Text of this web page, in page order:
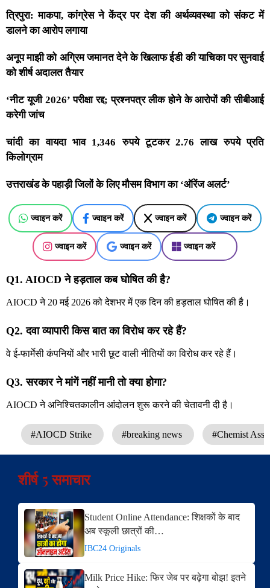
त्रिपुरा: माकपा, कांग्रेस ने केंद्र पर देश की अर्थव्यवस्था को संकट में
डालने का आरोप लगाया
अनूप माझी को अग्रिम जमानत देने के खिलाफ ईडी की याचिका पर सुनवाई
को शीर्ष अदालत तैयार
‘नीट यूजी 2026’ परीक्षा रद्द; प्रश्नपत्र लीक होने के आरोपों की सीबीआई
करेगी जांच
चांदी का वायदा भाव 1,346 रुपये टूटकर 2.76 लाख रुपये प्रति
किलोग्राम
उत्तराखंड के पहाड़ी जिलों के लिए मौसम विभाग का ‘ऑरेंज अलर्ट’
ज्वाइन करें ज्वाइन करें ज्वाइन करें ज्वाइन करें
ज्वाइन करें ज्वाइन करें ज्वाइन करें
Q1. AIOCD ने हड़ताल कब घोषित की है?
AIOCD ने 20 मई 2026 को देशभर में एक दिन की हड़ताल घोषित की है।
Q2. दवा व्यापारी किस बात का विरोध कर रहे हैं?
वे ई-फार्मेसी कंपनियों और भारी छूट वाली नीतियों का विरोध कर रहे हैं।
Q3. सरकार ने मांगें नहीं मानी तो क्या होगा?
AIOCD ने अनिश्चितकालीन आंदोलन शुरू करने की चेतावनी दी है।
#AIOCD Strike #breaking news #Chemist
शीर्ष 5 समाचार
Student Online Attendance: शिक्षकों के बाद
अब स्कूली छात्रों की…
IBC24 Originals
Milk Price Hike: फिर जेब पर बढ़ेगा बोझ! इतने